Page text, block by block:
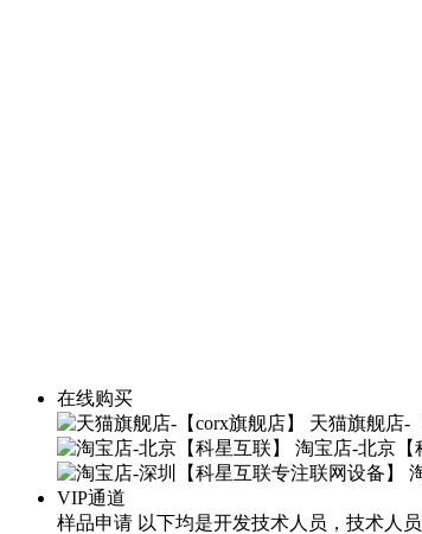
在线购买
天猫旗舰店-
淘宝店-北京【
VIP通道
样品申请 以下均是开发技术人员，技术人